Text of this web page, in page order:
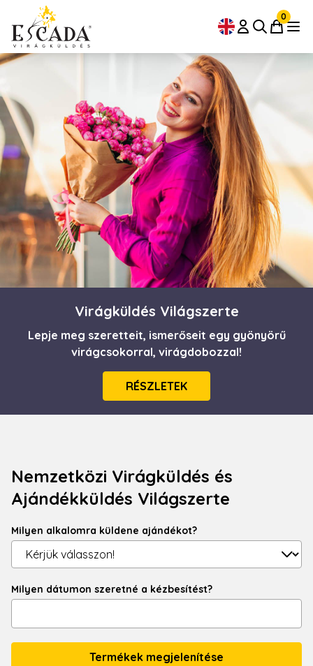
0
Virágküldés Világszerte
Lepje meg szeretteit, ismerőseit egy gyönyörű
virágcsokorral, virágdobozzal!
RÉSZLETEK
Nemzetközi Virágküldés és
Ajándékküldés Világszerte
Milyen alkalomra küldene ajándékot?
Milyen dátumon szeretné a kézbesítést?